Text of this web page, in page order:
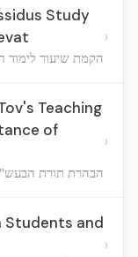
Study
הקמת שיעור לימוד
›
Teaching
of
הבהרת תורת
›
Students and
›